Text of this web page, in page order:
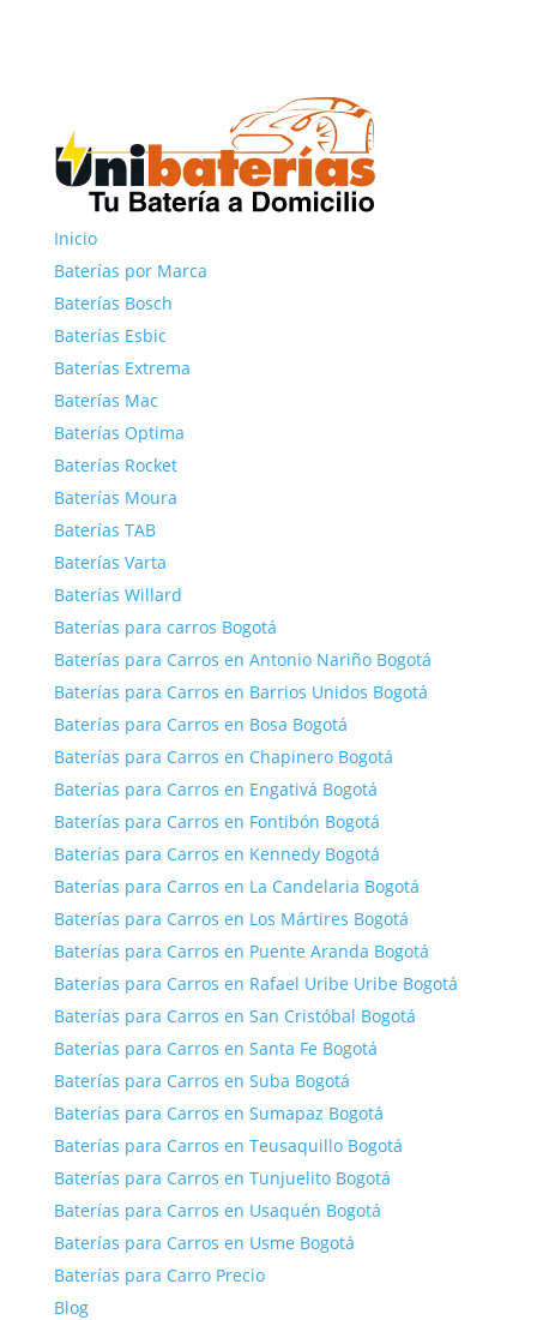
Inicio
Baterías por Marca
Baterías Bosch
Baterías Esbic
Baterías Extrema
Baterías Mac
Baterías Optima
Baterías Rocket
Baterías Moura
Baterías TAB
Baterías Varta
Baterías Willard
Baterías para carros Bogotá
Baterías para Carros en Antonio Nariño Bogotá
Baterías para Carros en Barrios Unidos Bogotá
Baterías para Carros en Bosa Bogotá
Baterías para Carros en Chapinero Bogotá
Baterías para Carros en Engativá Bogotá
Baterías para Carros en Fontibón Bogotá
Baterías para Carros en Kennedy Bogotá
Baterías para Carros en La Candelaria Bogotá
Baterías para Carros en Los Mártires Bogotá
Baterías para Carros en Puente Aranda Bogotá
Baterías para Carros en Rafael Uribe Uribe Bogotá
Baterías para Carros en San Cristóbal Bogotá
Baterías para Carros en Santa Fe Bogotá
Baterías para Carros en Suba Bogotá
Baterías para Carros en Sumapaz Bogotá
Baterías para Carros en Teusaquillo Bogotá
Baterías para Carros en Tunjuelito Bogotá
Baterías para Carros en Usaquén Bogotá
Baterías para Carros en Usme Bogotá
Baterías para Carro Precio
Blog